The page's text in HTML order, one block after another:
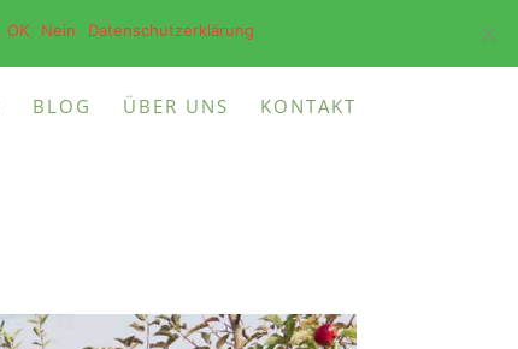
BLOG ÜBER UNS KONTAKT
OK Nein Datenschutzerklärung